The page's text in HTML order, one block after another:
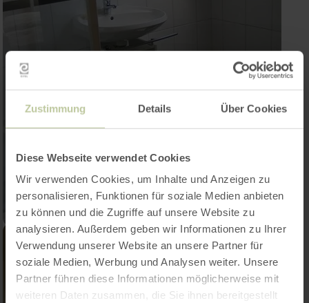
Zustimmung Details Über Cookies
Diese Webseite verwendet Cookies
Wir verwenden Cookies, um Inhalte und Anzeigen zu
personalisieren, Funktionen für soziale Medien anbieten
zu können und die Zugriffe auf unsere Website zu
analysieren. Außerdem geben wir Informationen zu Ihrer
Verwendung unserer Website an unsere Partner für
soziale Medien, Werbung und Analysen weiter. Unsere
Partner führen diese Informationen möglicherweise mit
weiteren Daten zusammen, die Sie ihnen bereitgestellt